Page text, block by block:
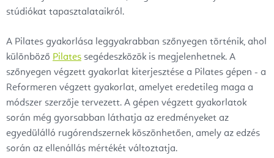
stúdiókat tapasztalataikról.
A Pilates gyakorlása leggyakrabban szőnyegen történik, ahol
különböző Pilates segédeszközök is megjelenhetnek. A
szőnyegen végzett gyakorlat kiterjesztése a Pilates gépen - a
Reformeren végzett gyakorlat, amelyet eredetileg maga a
módszer szerzője tervezett. A gépen végzett gyakorlatok
során még gyorsabban láthatja az eredményeket az
egyedülálló rugórendszernek köszönhetően, amely az edzés
során az ellenállás mértékét változtatja.